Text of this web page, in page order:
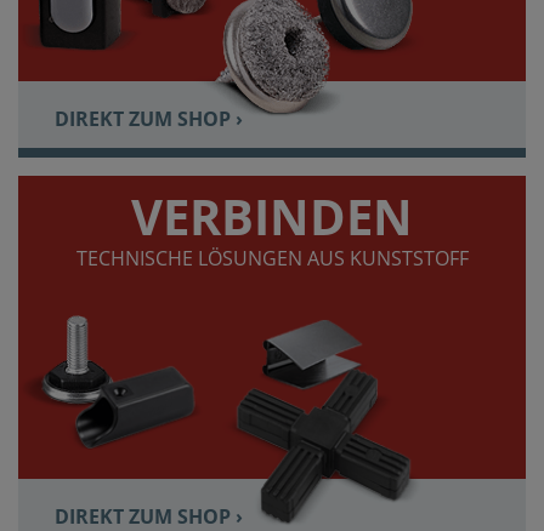
DIREKT ZUM SHOP ›
VERBINDEN
TECHNISCHE LÖSUNGEN AUS KUNSTSTOFF
DIREKT ZUM SHOP ›